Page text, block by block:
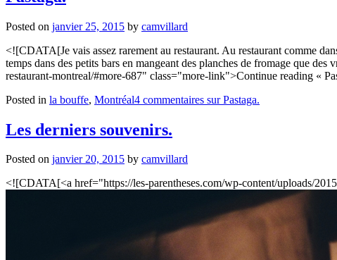
Posted on janvier 25, 2015 by camvillard
<![CDATA[Je vais assez rarement au restaurant. Au restaurant comme
temps dans des petits bars en mangeant des planches de fromage que
restaurant-montreal/#more-687" class="more-link">Continue reading «
Posted in la bouffe, Montréal4 commentaires sur Pastaga.
Les derniers souvenirs.
Posted on janvier 20, 2015 by camvillard
<![CDATA[<a href="https://les-parentheses.com/wp-content/uploads/